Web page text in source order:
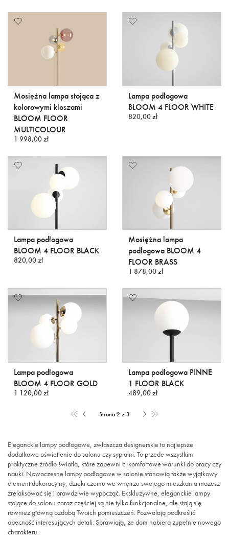
Mosiężna lampa stojąca z
kolorowymi kloszami
BLOOM FLOOR
MULTICOLOUR
1 998,00 zł
Lampa podłogowa
BLOOM 4 FLOOR WHITE
820,00 zł
Lampa podłogowa
BLOOM 4 FLOOR BLACK
820,00 zł
Mosiężna lampa
podłogowa BLOOM 4
FLOOR BRASS
1 878,00 zł
Lampa podłogowa
BLOOM 4 FLOOR GOLD
1 120,00 zł
Lampa podłogowa PINNE
1 FLOOR BLACK
489,00 zł
Strona 2 z 3
Eleganckie lampy podłogowe, zwłaszcza designerskie to najlepsze
dodatkowe oświetlenie do salonu czy sypialni. To przede wszystkim
praktyczne źródło światła, które zapewni ci komfortowe warunki do pracy czy
nauki. Nowoczesne lampy podłogowe w salonie stanowią także wyjątkowy
element dekoracyjny, dzięki czemu we wnętrzu swojego mieszkania możesz
zrelaksować się i prawdziwie wypocząć. Ekskluzywne, eleganckie lampy
stojące do salonu coraz częściej są nie tylko funkcjonalne, ale stają się
również główną ozdobą Twoich pomieszczeń. Pozwalają podkreślić
obecność interesujących detali. Sprawiają, że dom nabiera zupełnie nowego
charakteru.